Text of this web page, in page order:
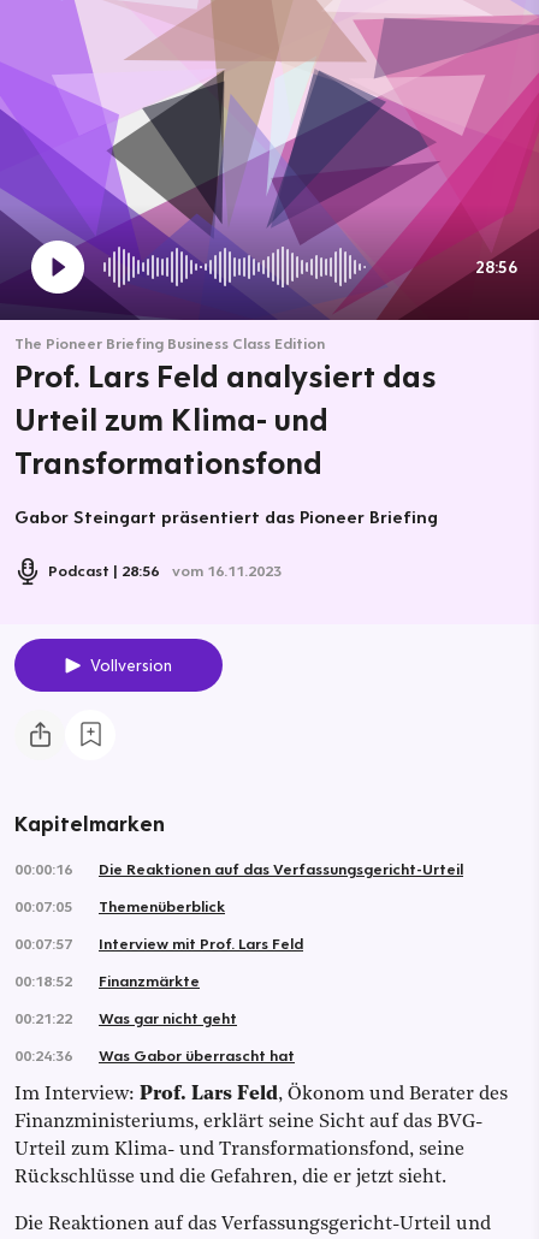
28:56
The Pioneer Briefing Business Class Edition
Prof. Lars Feld analysiert das
Urteil zum Klima- und
Transformationsfond
Gabor Steingart präsentiert das Pioneer Briefing
Podcast 28:56 vom 16.11.2023
Vollversion
Kapitelmarken
00:00:16
Die Reaktionen auf das Verfassungsgericht-Urteil
00:07:05
Themenüberblick
00:07:57
Interview mit Prof. Lars Feld
00:18:52
Finanzmärkte
00:21:22
Was gar nicht geht
00:24:36
Was Gabor überrascht hat
Im Interview: Prof. Lars Feld, Ökonom und Berater des
Finanzministeriums, erklärt seine Sicht auf das BVG-
Urteil zum Klima- und Transformationsfond, seine
Rückschlüsse und die Gefahren, die er jetzt sieht.
Die Reaktionen auf das Verfassungsgericht-Urteil und